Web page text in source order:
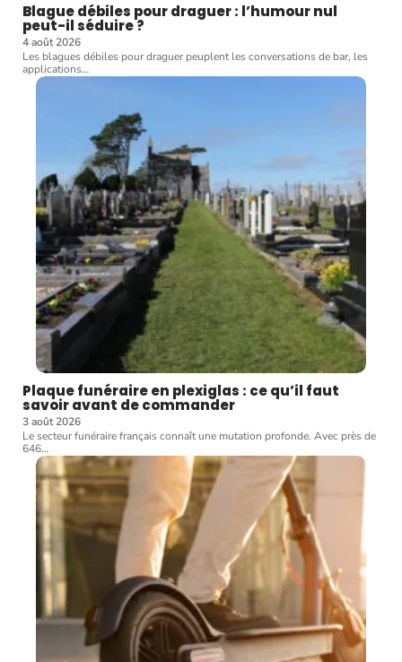
Blague débiles pour draguer : l’humour nul
peut-il séduire ?
4 août 2026
Les blagues débiles pour draguer peuplent les conversations de bar, les
applications…
Plaque funéraire en plexiglas : ce qu’il faut
savoir avant de commander
3 août 2026
Le secteur funéraire français connaît une mutation profonde. Avec près de
646…